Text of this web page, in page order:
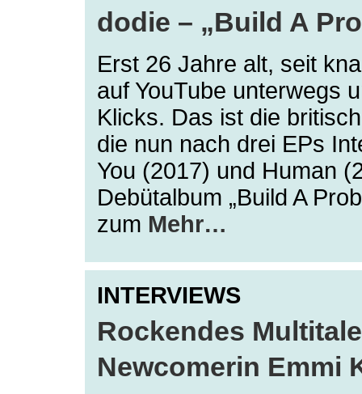
dodie – „Build A
Erst 26 Jahre alt, seit
auf YouTube unterwegs
Klicks. Das ist die
die nun nach drei EPs
You (2017) und Human
Debütalbum „Build A
zum Mehr…
INTERVIEWS
Rockendes
Newcomerin Emmi